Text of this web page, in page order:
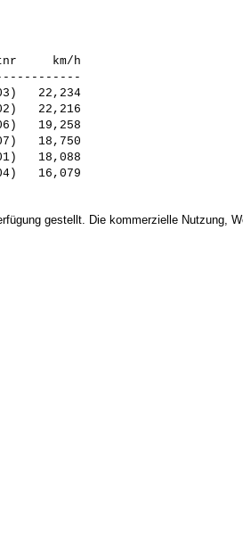
km/h
22,234
22,216
19,258
18,750
18,088
gestellt. Die kommerzielle Nutzung,